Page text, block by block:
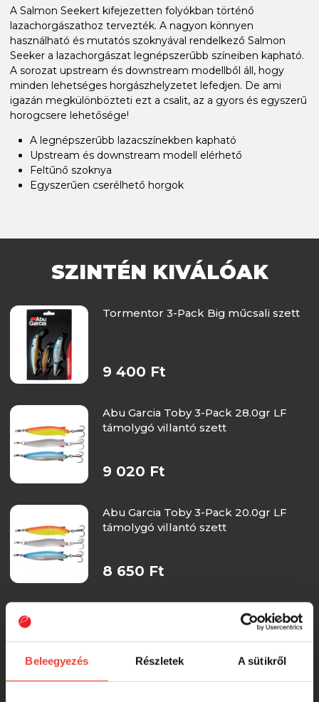
Beleegyezés Részletek A sütikről
A Salmon Seekert kifejezetten folyókban történő
lazachorgászathoz tervezték. A nagyon könnyen
használható és mutatós szoknyával rendelkező Salmon
Seeker a lazachorgászat legnépszerűbb színeiben kapható.
A sorozat upstream és downstream modellből áll, hogy
minden lehetséges horgászhelyzetet lefedjen. De ami
igazán megkülönbözteti ezt a csalit, az a gyors és egyszerű
horogcsere lehetősége!
A legnépszerűbb lazacszínekben kapható
Upstream és downstream modell elérhető
Feltűnő szoknya
Egyszerűen cserélhető horgok
SZINTÉN KIVÁLÓAK
Tormentor 3-Pack Big műcsali szett
9 400 Ft
Abu Garcia Toby 3-Pack 28.0gr LF
támolygó villantó szett
9 020 Ft
Abu Garcia Toby 3-Pack 20.0gr LF
támolygó villantó szett
8 650 Ft
Abu Garcia Toby 3-Pack 18.0gr LF
8 650 Ft